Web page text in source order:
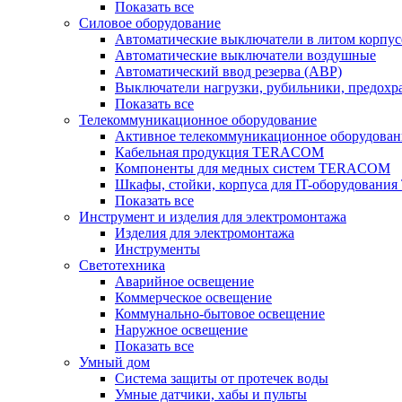
Показать все
Силовое оборудование
Автоматические выключатели в литом
Автоматические выключатели воздушные
Автоматический ввод резерва (АВР)
Выключатели нагрузки, рубильники,
Показать все
Телекоммуникационное оборудование
Активное телекоммуникационное
Кабельная продукция TERACOM
Компоненты для медных систем TERACOM
Шкафы, стойки, корпуса для IT-
Показать все
Инструмент и изделия для электромонтажа
Изделия для электромонтажа
Инструменты
Светотехника
Аварийное освещение
Коммерческое освещение
Коммунально-бытовое освещение
Наружное освещение
Показать все
Умный дом
Система защиты от протечек воды
Умные датчики, хабы и пульты